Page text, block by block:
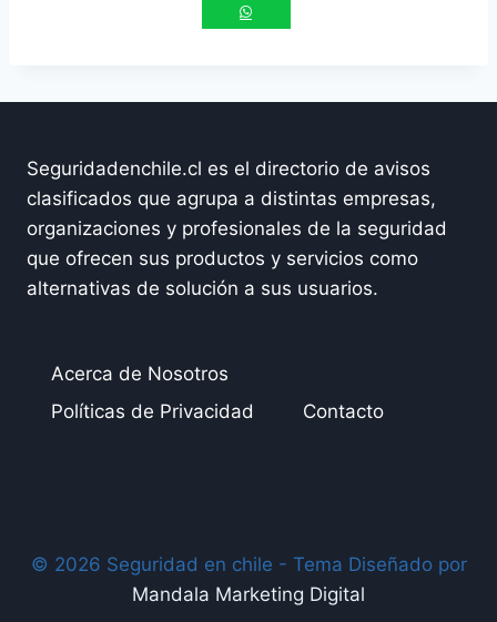
Seguridadenchile.cl es el directorio de avisos
clasificados que agrupa a distintas empresas,
organizaciones y profesionales de la seguridad
que ofrecen sus productos y servicios como
alternativas de solución a sus usuarios.
Acerca de Nosotros
Políticas de Privacidad
Contacto
© 2026 Seguridad en chile - Tema Diseñado por
Mandala Marketing Digital